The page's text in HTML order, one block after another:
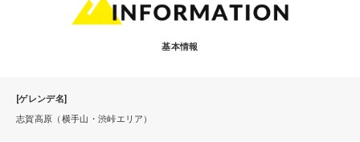
基本情報
[ゲレンデ名]
志賀高原（横手山・渋峠エリア）